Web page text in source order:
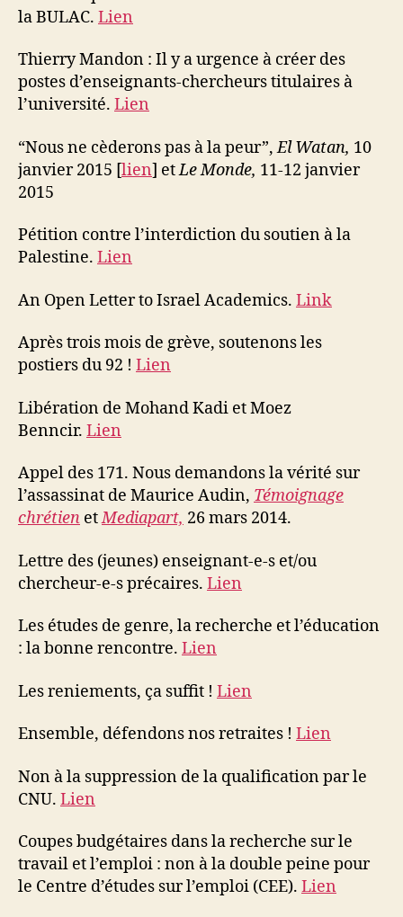
la BULAC. Lien
Thierry Mandon : Il y a urgence à créer des
postes d’enseignants-chercheurs titulaires à
l’université. Lien
“Nous ne cèderons pas à la peur”,El Watan, 10
janvier 2015 [lien] etLe Monde, 11-12 janvier
2015
Pétition contre l’interdiction du soutien à la
Palestine. Lien
An Open Letter to Israel Academics. Link
Après trois mois de grève, soutenons les
postiers du 92 ! Lien
Libération de Mohand Kadi et Moez
Benncir. Lien
Appel des 171. Nous demandons la vérité sur
l’assassinat de Maurice Audin, Témoignage
chrétien etMediapart, 26 mars 2014.
Lettre des (jeunes) enseignant-e-s et/ou
chercheur-e-s précaires. Lien
Les études de genre, la recherche et l’éducation
: la bonne rencontre. Lien
Les reniements, ça suffit ! Lien
Ensemble, défendons nos retraites ! Lien
Non à la suppression de la qualification par le
CNU. Lien
Coupes budgétaires dans la recherche sur le
travail et l’emploi : non à la double peine pour
le Centre d’études sur l’emploi (CEE). Lien